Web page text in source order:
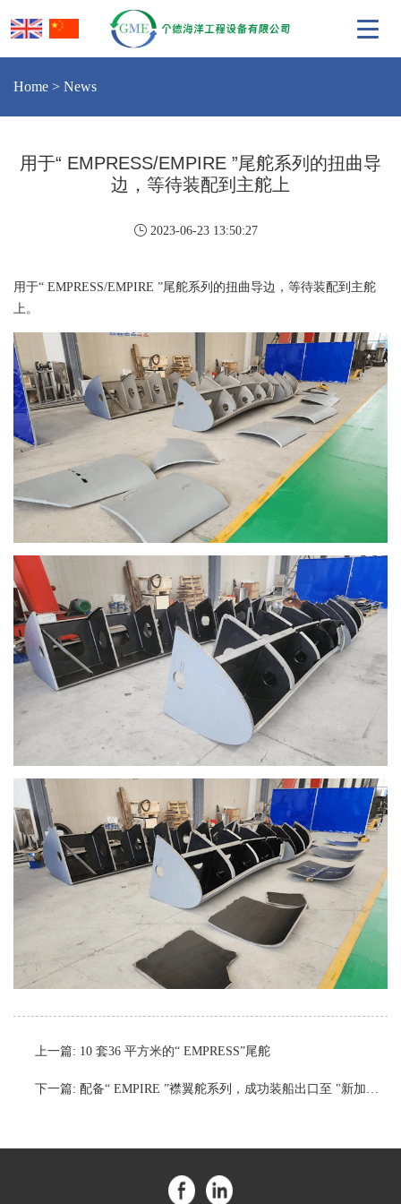
Home > News
用于“ EMPRESS/EMPIRE ”尾舵系列的扭曲导
边，等待装配到主舵上
2023-06-23 13:50:27
用于“ EMPRESS/EMPIRE ”尾舵系列的扭曲导边，等待装配到主舵
上。
上一篇: 10 套36 平方米的“ EMPRESS”尾舵
下一篇: 配备“ EMPIRE ”襟翼舵系列，成功装船出口至 "新加坡"的ASL船厂